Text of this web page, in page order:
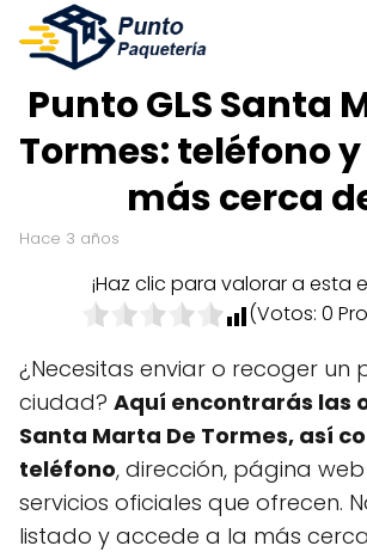
Punto GLS Santa
Tormes: teléfono
más cerca
hace 3 años
¡Haz clic para valorar a esta
(Votos: 0
¿Necesitas enviar o recoger un
ciudad? Aquí encontrarás las
Santa Marta De Tormes, así
teléfono, dirección, página
servicios oficiales que ofrecen.
listado y accede a la más